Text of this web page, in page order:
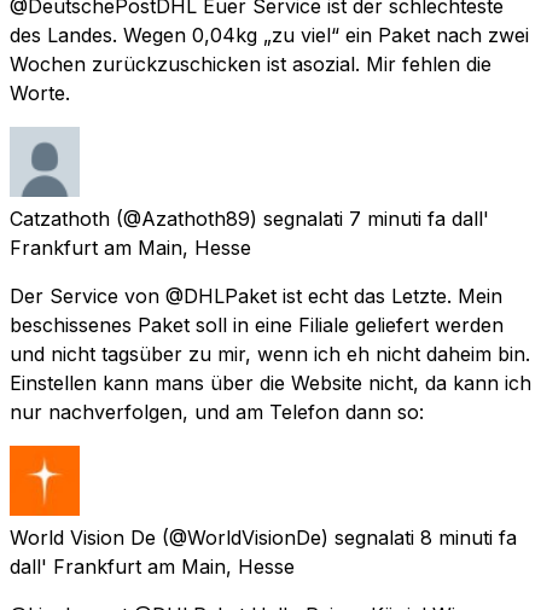
@DeutschePostDHL Euer Service ist der schlechteste
des Landes. Wegen 0,04kg „zu viel“ ein Paket nach zwei
Wochen zurückzuschicken ist asozial. Mir fehlen die
Worte.
Catzathoth (@Azathoth89) segnalati 7 minuti fa dall'
Frankfurt am Main, Hesse
Der Service von @DHLPaket ist echt das Letzte. Mein
beschissenes Paket soll in eine Filiale geliefert werden
und nicht tagsüber zu mir, wenn ich eh nicht daheim bin.
Einstellen kann mans über die Website nicht, da kann ich
nur nachverfolgen, und am Telefon dann so:
World Vision De (@WorldVisionDe) segnalati 8 minuti fa
dall' Frankfurt am Main, Hesse